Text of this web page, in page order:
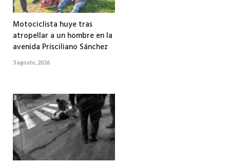
Motociclista huye tras
atropellar a un hombre en la
avenida Prisciliano Sánchez
5 agosto, 2026